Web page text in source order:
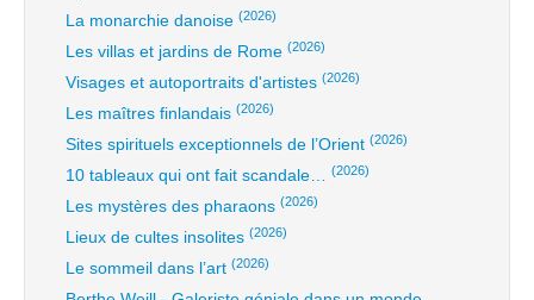
La monarchie danoise (2026)
Les villas et jardins de Rome (2026)
Visages et autoportraits d'artistes (2026)
Les maîtres finlandais (2026)
Sites spirituels exceptionnels de l’Orient (2026)
10 tableaux qui ont fait scandale… (2026)
Les mystères des pharaons (2026)
Lieux de cultes insolites (2026)
Le sommeil dans l’art (2026)